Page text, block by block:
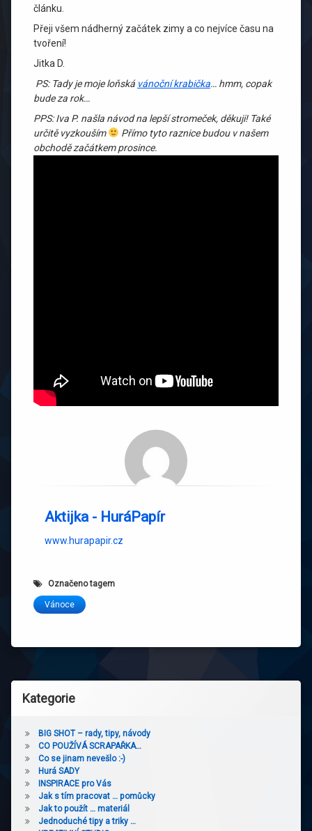
článku.
Přeji všem nádherný začátek zimy a co nejvíce času na
tvoření!
Jitka D.
PS: Tady je moje loňská vánoční krabička… hmm, copak
bude za rok…
PPS: Iva P. našla návod na lepší stromeček, děkuji! Také
určitě vyzkouším
Přímo tyto raznice budou v našem
obchodě začátkem prosince.
Aktijka - HuráPapír
www.hurapapir.cz
Označeno tagem
Vánoce
Kategorie
BIG SHOT – rady, tipy, návody
CO POUŽÍVÁ SCRAPAŘKA…
Co se jinam nevešlo :-)
Hurá SADY
INSPIRACE pro Vás
Jak s tím pracovat … pomůcky
Jak to použít … materiál
Jednoduché tipy a triky …